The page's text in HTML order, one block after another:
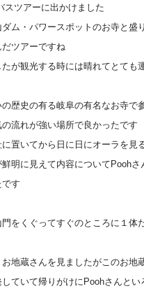
スツアーに出かけました
ム・パワースポットのお寺と盛
ツアーですね
が観光する時には晴れてとても
歴史の有る岐阜の有名なお寺で
流れが強い場所で良かったです
置いてから日に日にオーラを見
明に見えて内容についてPooh
す
をくぐってすぐのところに１体
地蔵さんを見ましたがこのお地
ていて帰りがけにPoohさんと